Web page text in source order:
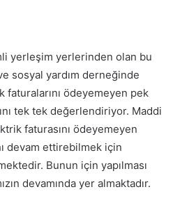
yerleşim yerlerinden olan bu
sosyal yardım derneğinde
ödeyemeyen pek
tek tek değerlendiriyor. Maddi
faturasını ödeyemeyen
devam ettirebilmek için
Bunun için yapılması
devamında yer almaktadır.